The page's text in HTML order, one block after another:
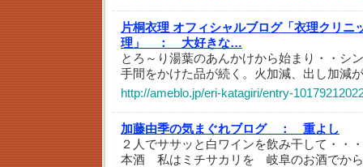
片桐衣理 オフィシャルブログ「衣理クリニ
理」 ：
大好きな…
とろ～り湯葉のあんかけから始まり・・シ
手間をかけた品が続く。火加減、出し加減
http://ameblo.jp/eri-katagiri/entry-
加藤由季の気まぐれブログ ：
重よし
２人でササッと白ワインを飲み干して・
本酒 私はミチサカリを 岐阜のお酒でから